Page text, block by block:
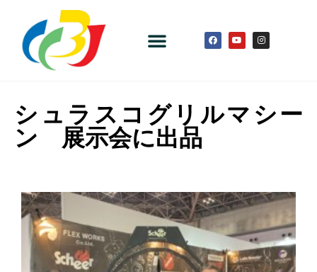
シュラスコグリルマシー
ン 展示会に出品